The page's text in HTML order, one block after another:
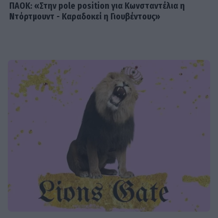
ΠΑΟΚ: «Στην pole position για Κωνσταντέλια η
Ντόρτμουντ - Καραδοκεί η Γιουβέντους»